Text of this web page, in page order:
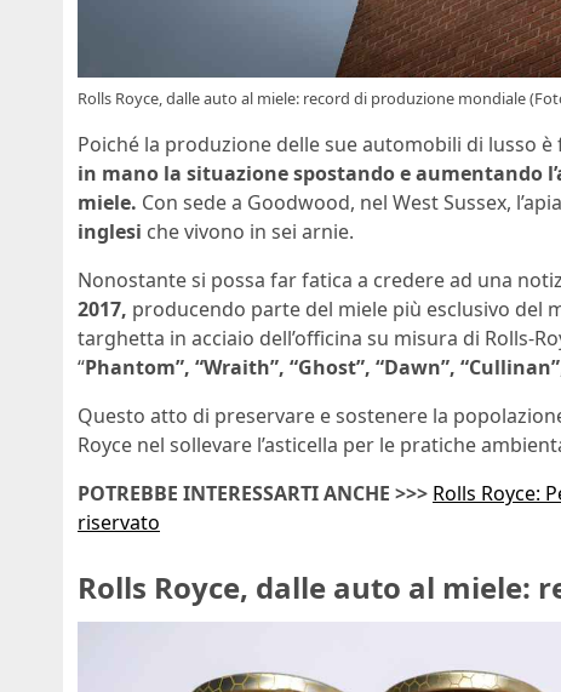
Rolls Royce, dalle auto al miele: record di produzione mondiale
Poiché la produzione delle sue automobili di lusso è
in mano la situazione spostando e aumentando
miele. Con sede a Goodwood, nel West Sussex,
inglesi che vivono in sei arnie.
Nonostante si possa far fatica a credere ad una
2017, producendo parte del miele più esclusivo del
targhetta in acciaio dell’officina su misura di Rolls-
“Phantom”, “Wraith”, “Ghost”, “Dawn”, “Cullinan”
Questo atto di preservare e sostenere la
Royce nel sollevare l’asticella per le pratiche
POTREBBE INTERESSARTI ANCHE >>> Rolls Royce:
riservato
Rolls Royce, dalle auto al miele: